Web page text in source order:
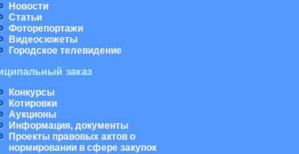
Новости
Статьи
Фоторепортажи
Видеосюжеты
Городское телевидение
заказ
Конкурсы
Котировки
Аукционы
Информация, документы
Проекты правовых актов о
нормировании в сфере закупок